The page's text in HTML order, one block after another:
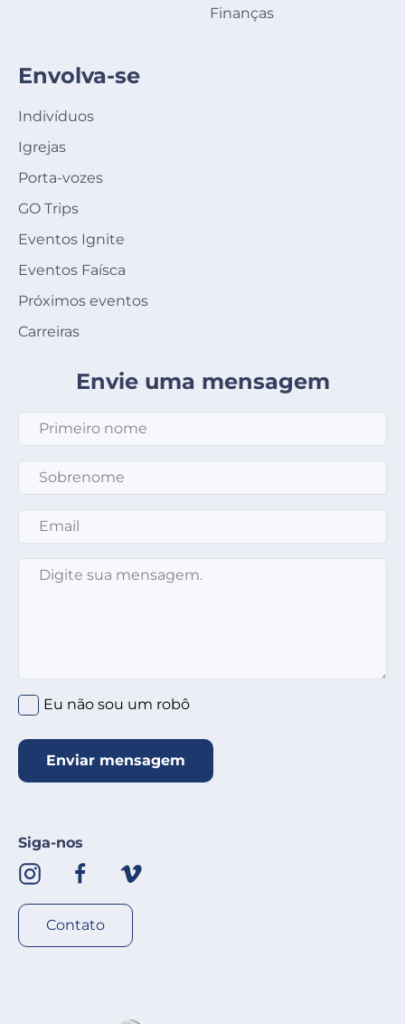
Finanças
Envolva-se
Indivíduos
Igrejas
Porta-vozes
GO Trips
Eventos Ignite
Eventos Faísca
Próximos eventos
Carreiras
Envie uma mensagem
Primeiro nome
Sobrenome
Email
Mensagem
Clique no círculo abaixo *
Eu não sou um robô
Enviar mensagem
Siga-nos
Contato